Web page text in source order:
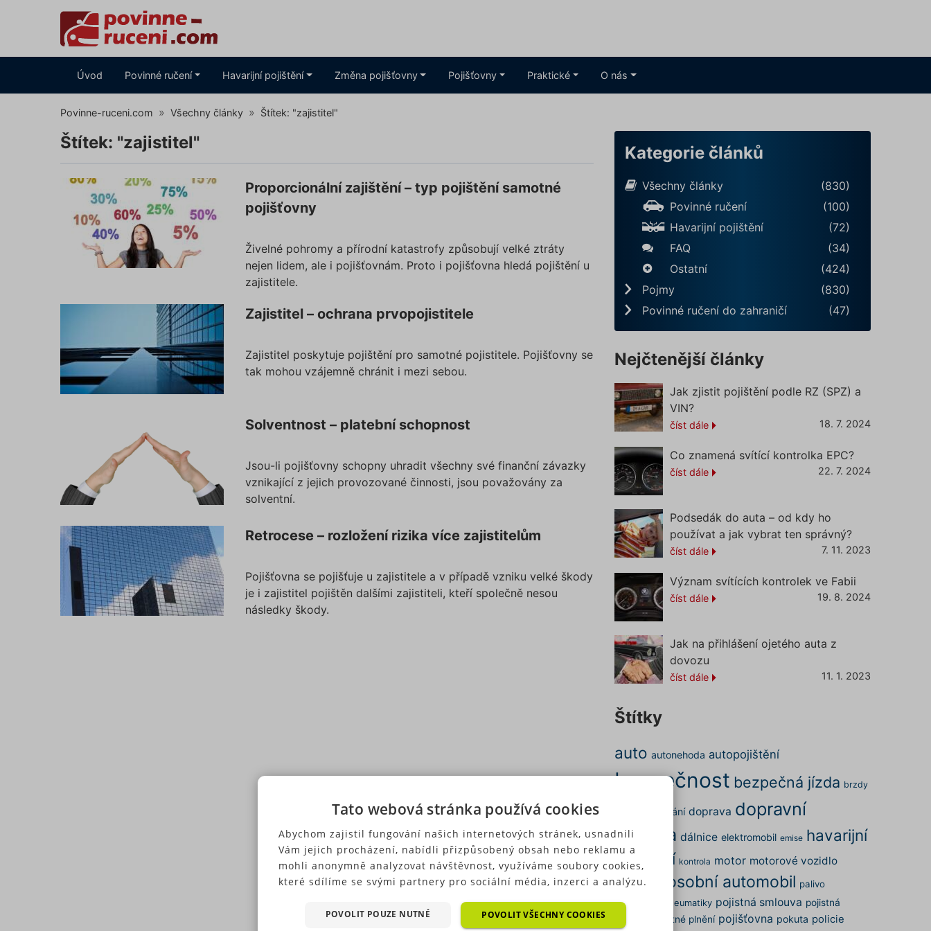
Úvod Povinné ručení Havarijní pojištění Změna pojišťovny Pojišťovny Praktické O nás
Povinne-ruceni.com Všechny články Štítek: "zajistitel"
Štítek: "zajistitel"
Proporcionální zajištění – typ pojištění samotné
pojišťovny
Živelné pohromy a přírodní katastrofy způsobují velké ztráty
nejen lidem, ale i pojišťovnám. Proto i pojišťovna hledá pojištění u
zajistitele.
Zajistitel – ochrana prvopojistitele
Zajistitel poskytuje pojištění pro samotné pojistitele. Pojišťovny se
tak mohou vzájemně chránit i mezi sebou.
Solventnost – platební schopnost
Jsou-li pojišťovny schopny uhradit všechny své finanční závazky
vznikající z jejich provozované činnosti, jsou považovány za
solventní.
Retrocese – rozložení rizika více zajistitelům
Pojišťovna se pojišťuje u zajistitele a v případě vzniku velké škody
je i zajistitel pojištěn dalšími zajistiteli, kteří společně nesou
následky škody.
Kategorie článků
Všechny články
(830)
Povinné ručení
(100)
Havarijní pojištění
(72)
FAQ
(34)
Ostatní
(424)
Pojmy
(830)
Povinné ručení do zahraničí
(47)
Nejčtenější články
Jak zjistit pojištění podle RZ (SPZ) a
VIN?
číst dále 18. 7. 2024
Co znamená svítící kontrolka EPC?
číst dále 22. 7. 2024
Podsedák do auta – od kdy ho
používat a jak vybrat ten správný?
číst dále 7. 11. 2023
Význam svítících kontrolek ve Fabii
číst dále 19. 8. 2024
Jak na přihlášení ojetého auta z
dovozu
číst dále 11. 1. 2023
Štítky
auto autonehoda autopojištění
bezpečnost bezpečná jízda brzdy
cestování doprava dopravní
nehoda dálnice elektromobil emise havarijní
pojištění kontrola motor motorové vozidlo
nehoda osobní automobil palivo
parkování pneumatiky pojistná smlouva pojistná
pojistné plnění pojišťovna pokuta policie
Tato webová stránka používá cookies
Abychom zajistil fungování našich internetových stránek, usnadnili
Vám jejich procházení, nabídli přizpůsobený obsah nebo reklamu a
mohli anonymně analyzovat návštěvnost, využíváme soubory cookies,
které sdílíme se svými partnery pro sociální média, inzerci a analýzu.
soubory, nezařazené soubory) můžeme využívat pouze s Vaším
POVOLIT VŠECHNY COOKIES
POVOLIT POUZE NUTNÉ